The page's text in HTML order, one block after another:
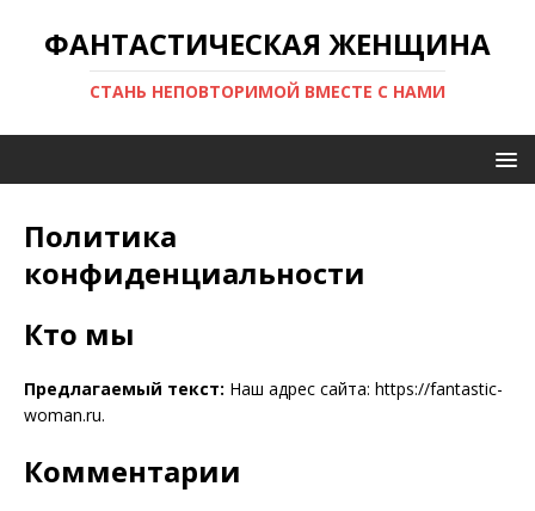
ФАНТАСТИЧЕСКАЯ ЖЕНЩИНА
СТАНЬ НЕПОВТОРИМОЙ ВМЕСТЕ С НАМИ
Политика
конфиденциальности
Кто мы
Предлагаемый текст: Наш адрес сайта: https://fantastic-
woman.ru.
Комментарии